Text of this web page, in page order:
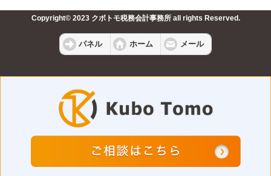
Copyright© 2023 クボトモ税務会計事務所 all rights Reserved.
パネル ホーム メール